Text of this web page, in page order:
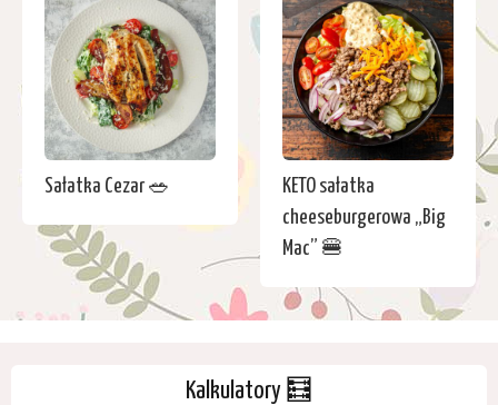
Sałatka Cezar 🥗
KETO sałatka
cheeseburgerowa „Big
Mac” 🍔
Kalkulatory 🧮